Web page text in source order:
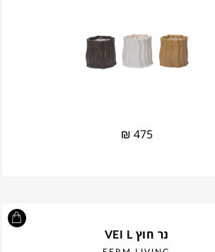
₪ 475
נר חוץ VEI L